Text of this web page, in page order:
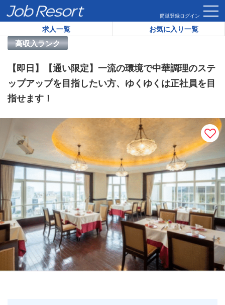
簡単登録ログイン
求人一覧 お気に入り一覧
HOME 求人一覧 【即日】【通い限定】一流の環境で中華調
高収入ランク
リゾートバイト求人番号：
【即日】【通い限定】一流の環境で中華調理のステ
ップアップを目指したい方、ゆくゆくは正社員を目
指せます！